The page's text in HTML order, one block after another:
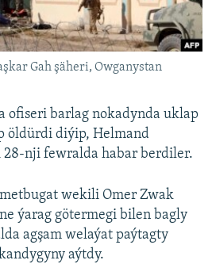
Gah şäheri, Owganystan
ofiseri barlag nokadynda uklap
öldürdi diýip, Helmand
nji fewralda habar berdiler.
wekili Omer Zwak
ýarag götermegi bilen bagly
agşam welaýat paýtagty
aýtdy.